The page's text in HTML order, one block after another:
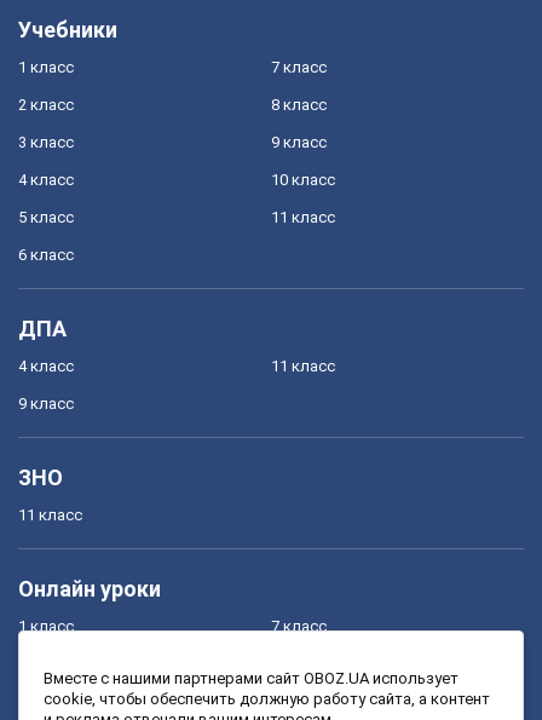
Учебники
1 класс
2 класс
3 класс
4 класс
5 класс
6 класс
7 класс
8 класс
9 класс
10 класс
11 класс
ДПА
4 класс
9 класс
11 класс
ЗНО
11 класс
Онлайн уроки
1 класс
3 класс
7 класс
9 класс
Вместе с нашими партнерами сайт OBOZ.UA использует
cookie, чтобы обеспечить должную работу сайта, а контент